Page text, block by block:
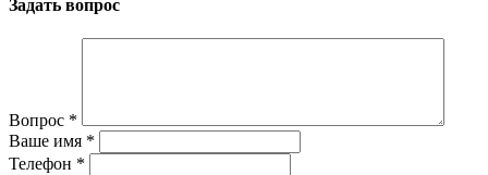
Задать вопрос
Вопрос *
Ваше имя *
Телефон *